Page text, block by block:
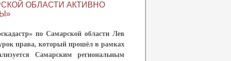
ОБЛАСТИ АКТИВНО
по Самарской области Лев
права, который прошёл в рамках
Самарским региональным